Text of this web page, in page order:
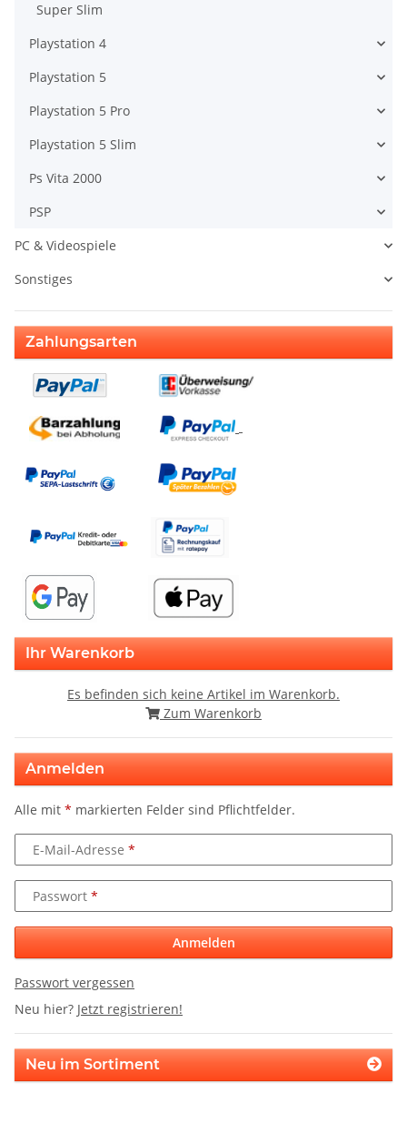
Super Slim
Playstation 4
Playstation 5
Playstation 5 Pro
Playstation 5 Slim
Ps Vita 2000
PSP
PC & Videospiele
Sonstiges
Zahlungsarten
Ihr Warenkorb
Es befinden sich keine Artikel im Warenkorb.
Zum Warenkorb
Anmelden
Alle mit * markierten Felder sind Pflichtfelder.
E-Mail-Adresse
Passwort
Anmelden
Passwort vergessen
Neu hier? Jetzt registrieren!
Neu im Sortiment